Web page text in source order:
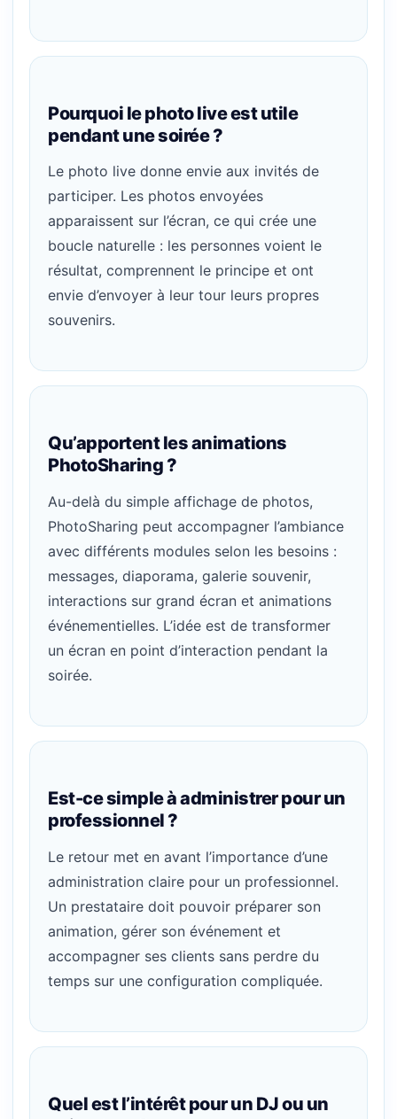
Pourquoi le photo live est utile
pendant une soirée ?
Le photo live donne envie aux invités de
participer. Les photos envoyées
apparaissent sur l’écran, ce qui crée une
boucle naturelle : les personnes voient le
résultat, comprennent le principe et ont
envie d’envoyer à leur tour leurs propres
souvenirs.
Qu’apportent les animations
PhotoSharing ?
Au-delà du simple affichage de photos,
PhotoSharing peut accompagner l’ambiance
avec différents modules selon les besoins :
messages, diaporama, galerie souvenir,
interactions sur grand écran et animations
événementielles. L’idée est de transformer
un écran en point d’interaction pendant la
soirée.
Est-ce simple à administrer pour un
professionnel ?
Le retour met en avant l’importance d’une
administration claire pour un professionnel.
Un prestataire doit pouvoir préparer son
animation, gérer son événement et
accompagner ses clients sans perdre du
temps sur une configuration compliquée.
Quel est l’intérêt pour un DJ ou un